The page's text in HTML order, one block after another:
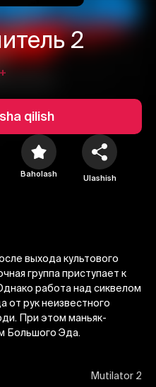
2
qilish
Baholash Ulashish
выхода культового
группа приступает к
работа над сиквелом
от рук неизвестного
При этом маньяк-
Большого Эда.
Mutilator 2
2